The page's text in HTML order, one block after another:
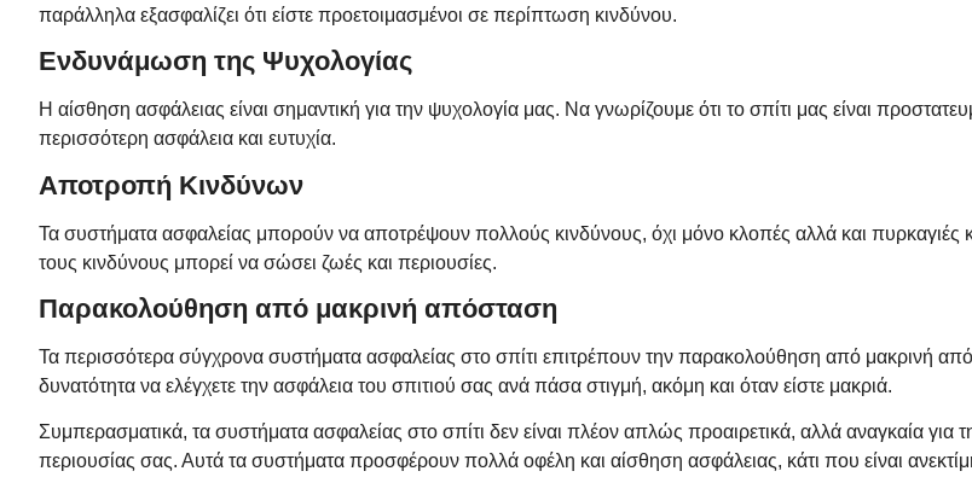
παράλληλα εξασφαλίζει ότι είστε προετοιμασμένοι σε περίπτωση κινδύνου.
Ενδυνάμωση της Ψυχολογίας
Η αίσθηση ασφάλειας είναι σημαντική για την ψυχολογία μας. Να γνωρίζουμε ότι το σπίτι μας είναι
περισσότερη ασφάλεια και ευτυχία.
Αποτροπή Κινδύνων
Τα συστήματα ασφαλείας μπορούν να αποτρέψουν πολλούς κινδύνους, όχι μόνο κλοπές αλλά και πυρκαγιές
τους κινδύνους μπορεί να σώσει ζωές και περιουσίες.
Παρακολούθηση από μακρινή απόσταση
Τα περισσότερα σύγχρονα συστήματα ασφαλείας στο σπίτι επιτρέπουν την παρακολούθηση από μακρινή
δυνατότητα να ελέγχετε την ασφάλεια του σπιτιού σας ανά πάσα στιγμή, ακόμη και όταν είστε μακριά.
Συμπερασματικά, τα συστήματα ασφαλείας στο σπίτι δεν είναι πλέον απλώς προαιρετικά, αλλά αναγκαία για
περιουσίας σας. Αυτά τα συστήματα προσφέρουν πολλά οφέλη και αίσθηση ασφάλειας, κάτι που είναι